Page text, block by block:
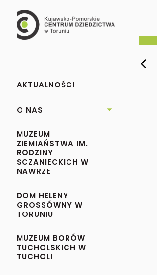
AKTUALNOŚCI
O NAS 
MUZEUM
ZIEMIAŃSTWA IM.
RODZINY
SCZANIECKICH W
NAWRZE
DOM HELENY
GROSSÓWNY W
TORUNIU
MUZEUM BORÓW
TUCHOLSKICH W
TUCHOLI
